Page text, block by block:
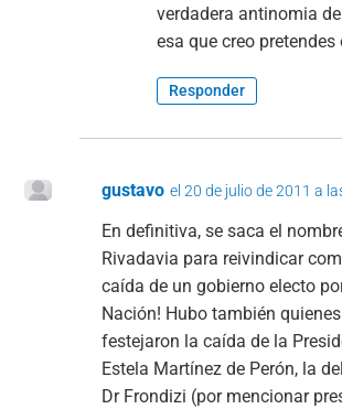
verdadera antinomia
esa que creo
Responder
gustavo el 20 de julio de 2011 a
En definitiva, se saca el
Rivadavia para reivindicar
caída de un gobierno electo
Nación! Hubo también
festejaron la caída de la
Estela Martínez de Perón, la
Dr Frondizi (por mencionar